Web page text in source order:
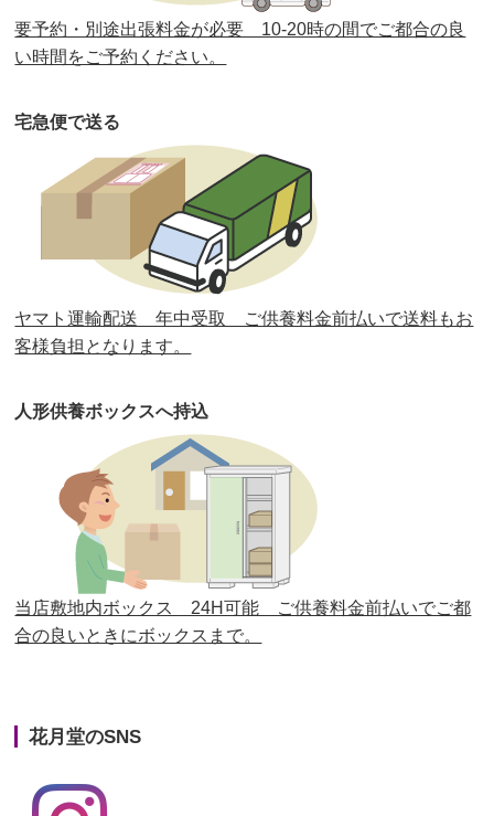
第35回人形供養祭令和2年2月13日(木)
第33回人形供養祭
第32回人形供養祭 令和元年6月12日(水)
第31回人形供養祭 平成31年3月13日(水)
第30回人形供養祭平成30年11月28日(水)
第29回人形供養祭平成30年5月23日(水)
第27回人形供養祭平成29年6月14日(水)
第26回人形供養祭平成28年12月15日(木)
第25回人形供養祭 平成28年6月16日(木)
第24回人形供養祭 平成27年11月27日
第23回人形供養祭平成26年12月5日
第22回人形供養祭平成26年4月28日
第20回人形供養祭
第19回人形供養祭
要予約・別途出張料金が必要 10-20時の間でご都合の良
い時間をご予約ください。
宅急便で送る
ヤマト運輸配送 年中受取 ご供養料金前払いで送料もお
客様負担となります。
人形供養ボックスへ持込
当店敷地内ボックス 24H可能 ご供養料金前払いでご都
合の良いときにボックスまで。
花月堂のSNS